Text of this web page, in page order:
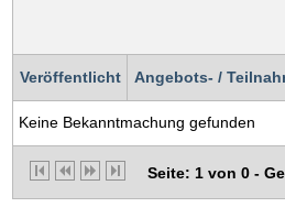
Veröffentlicht Angebots- /
Keine Bekanntmachung gefunden
Seite: 1 von 0 -